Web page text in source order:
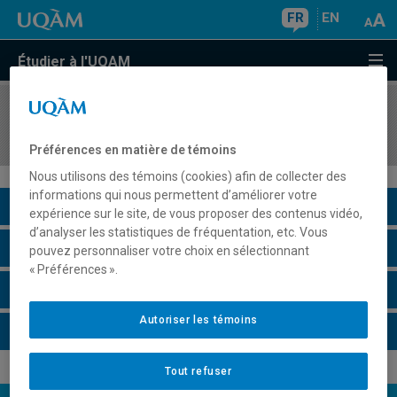
FR EN
Étudier à l'UQAM
COURS//
Description du cours
Horaire - Été 2026
Préférences en matière de témoins
Nous utilisons des témoins (cookies) afin de collecter des
informations qui nous permettent d’améliorer votre
expérience sur le site, de vous proposer des contenus vidéo,
d’analyser les statistiques de fréquentation, etc. Vous
pouvez personnaliser votre choix en sélectionnant
« Préférences ».
Tout refuser
Autoriser les témoins